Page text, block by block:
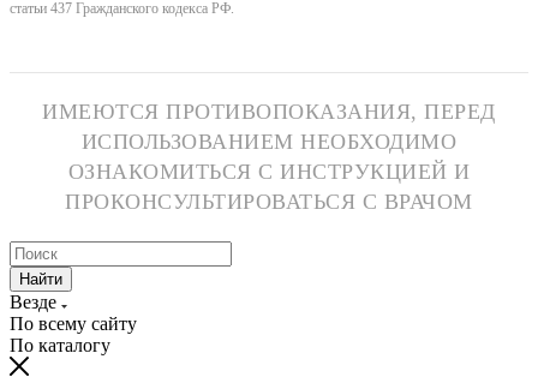
статьи 437 Гражданского кодекса РФ.
ИМЕЮТСЯ ПРОТИВОПОКАЗАНИЯ, ПЕРЕД
ИСПОЛЬЗОВАНИЕМ НЕОБХОДИМО
ОЗНАКОМИТЬСЯ С ИНСТРУКЦИЕЙ И
ПРОКОНСУЛЬТИРОВАТЬСЯ С ВРАЧОМ
Найти
Везде
По всему сайту
По каталогу